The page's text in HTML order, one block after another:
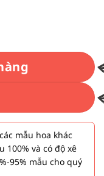
mẫu hoa khác
100% và có độ xê
95% mẫu cho quý